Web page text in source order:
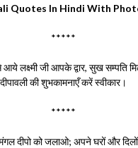
Quotes In Hindi With
*****
लक्ष्मी जी आपके द्वार, सुख सम्पति
दीपावली की शुभकामनाएँ करें स्वीकार।
*****
दीपो को जलाओ; अपने घरों और